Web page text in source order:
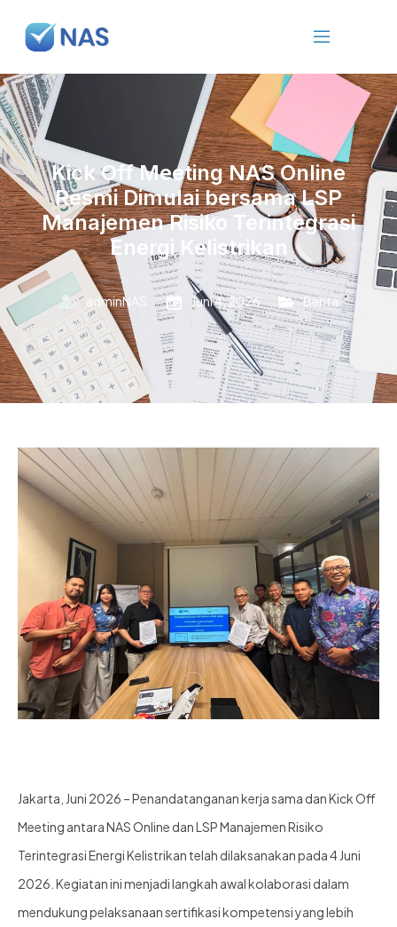
Kick Off Meeting NAS Online
Resmi Dimulai bersama LSP
Manajemen Risiko Terintegrasi
Energi Kelistrikan
adminNAS Juni 4, 2026 Berita
Jakarta, Juni 2026 – Penandatanganan kerja sama dan Kick Off
Meeting antara NAS Online dan LSP Manajemen Risiko
Terintegrasi Energi Kelistrikan telah dilaksanakan pada 4 Juni
2026. Kegiatan ini menjadi langkah awal kolaborasi dalam
mendukung pelaksanaan sertifikasi kompetensi yang lebih